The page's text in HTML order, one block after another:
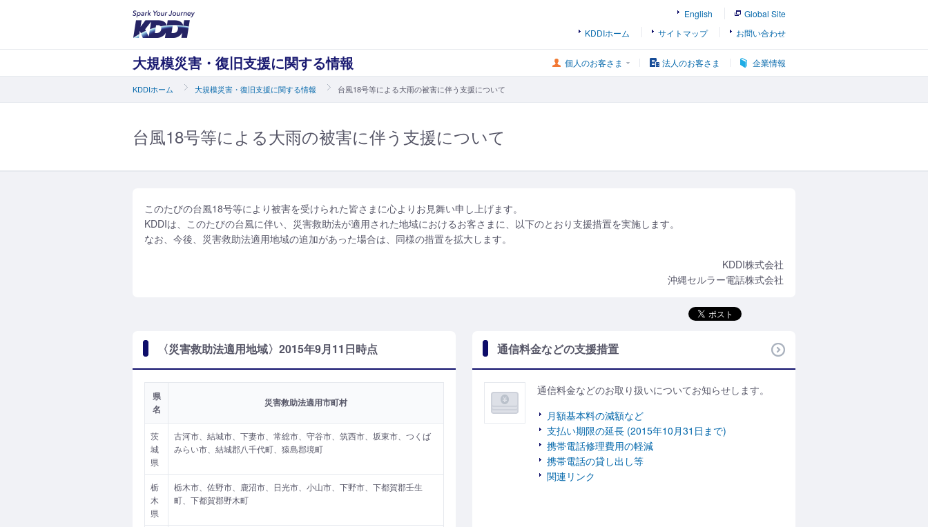
English
Global Site
KDDIホーム
サイトマップ お問い合わせ
大規模災害・復旧支援に関する情報 個人のお客さま 法人のお客さま 企業情報
KDDIホーム 大規模災害・復旧支援に関する情報 台風18号等による大雨の被害に伴う支援について
台風18号等による大雨の被害に伴う支援について
このたびの台風18号等により被害を受けられた皆さまに心よりお見舞い申し上げます。
KDDIは、このたびの台風に伴い、災害救助法が適用された地域におけるお客さまに、以下のとおり支援措置を実施します。
なお、今後、災害救助法適用地域の追加があった場合は、同様の措置を拡大します。
KDDI株式会社
沖縄セルラー電話株式会社
〈災害救助法適用地域〉2015年9月11日時点
県
名
災害救助法適用市町村
茨
城
県
古河市、結城市、下妻市、常総市、守谷市、筑西市、坂東市、つくば
みらい市、結城郡八千代町、猿島郡境町
栃
木
県
栃木市、佐野市、鹿沼市、日光市、小山市、下野市、下都賀郡壬生
町、下都賀郡野木町
通信料金などの支援措置
通信料金などのお取り扱いについてお知らせします。
月額基本料の減額など
支払い期限の延長 (2015年10月31日まで)
携帯電話修理費用の軽減
携帯電話の貸し出し等
関連リンク